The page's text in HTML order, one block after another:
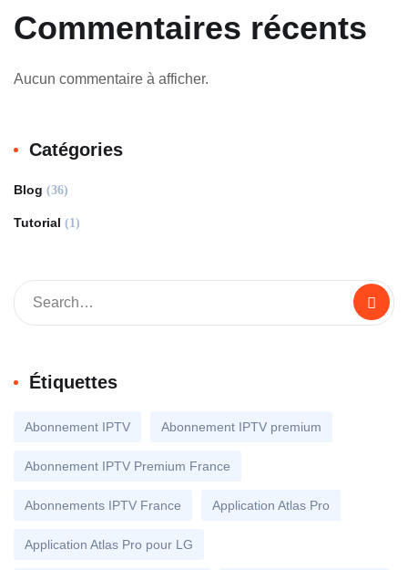
Commentaires récents
Aucun commentaire à afficher.
Catégories
Blog (36)
Tutorial (1)
Étiquettes
Abonnement IPTV Abonnement IPTV premium
Abonnement IPTV Premium France
Abonnements IPTV France Application Atlas Pro
Application Atlas Pro pour LG